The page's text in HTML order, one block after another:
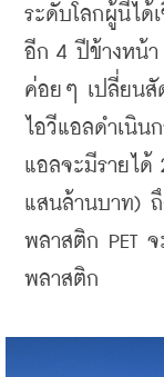
ระดับโลกผู้นี้ได้
อีก 4 ปีข้างหน้า
ค่อยๆ เปลี่ยน
ไอวีแอลดำเนิน
แอลจะมีรายได้
แสนล้านบาท)
พลาสติก PET จ
พลาสติก